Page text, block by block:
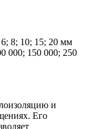
8; 10; 15; 20 мм
000; 150 000; 250
и
Его